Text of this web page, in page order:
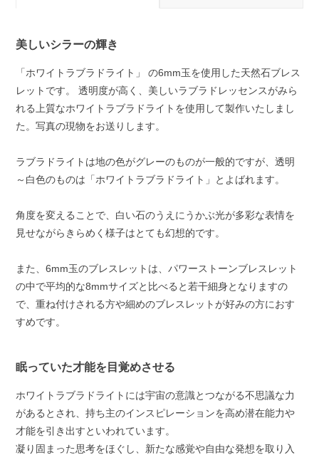
美しいシラーの輝き
「ホワイトラブラドライト」 の6mm玉を使用した天然石ブレス
レットです。 透明度が高く、美しいラブラドレッセンスがみら
れる上質なホワイトラブラドライトを使用して製作いたしまし
た。写真の現物をお送りします。
ラブラドライトは地の色がグレーのものが一般的ですが、透明
～白色のものは「ホワイトラブラドライト」とよばれます。
角度を変えることで、白い石のうえにうかぶ光が多彩な表情を
見せながらきらめく様子はとても幻想的です。
また、6mm玉のブレスレットは、パワーストーンブレスレット
の中で平均的な8mmサイズと比べると若干細身となりますの
で、重ね付けされる方や細めのブレスレットが好みの方におす
すめです。
眠っていた才能を目覚めさせる
ホワイトラブラドライトには宇宙の意識とつながる不思議な力
があるとされ、持ち主のインスピレーションを高め潜在能力や
才能を引き出すといわれています。
凝り固まった思考をほぐし、新たな感覚や自由な発想を取り入